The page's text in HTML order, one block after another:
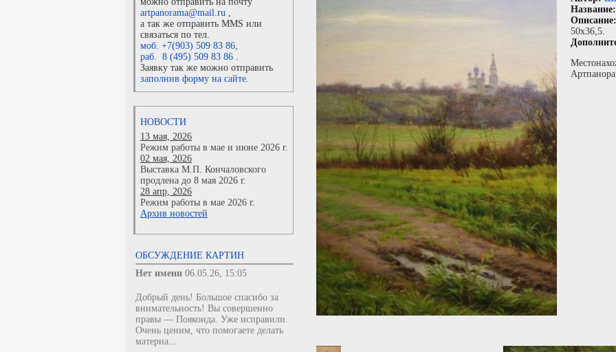
artpanorama@mail.ru ,
а так же отправить MMS или
связаться по тел.
моб. +7(903) 509 83 86,
раб. 8 (495) 509 83 86 .
Заявку так же можно отправить
заполнив форму на сайте.
НОВОСТИ
13 мая, 2026
Режим работы в мае и июне 2026 г.
02 мая, 2026
Выставка М.П. Кончаловского
продлена до 8 мая 2026 г.
28 апр, 2026
Режим работы в мае 2026 г.
Архив новостей
ОБСУЖДЕНИЕ КАРТИН
Нет имени 06.05.26, 15:05
Добрый день! Большое спасибо за
внимательность! Вы совершенно
правы — Пояконда. Уже исправили.
Очень ценим, что помогаете делать
материа...
50x36,5.